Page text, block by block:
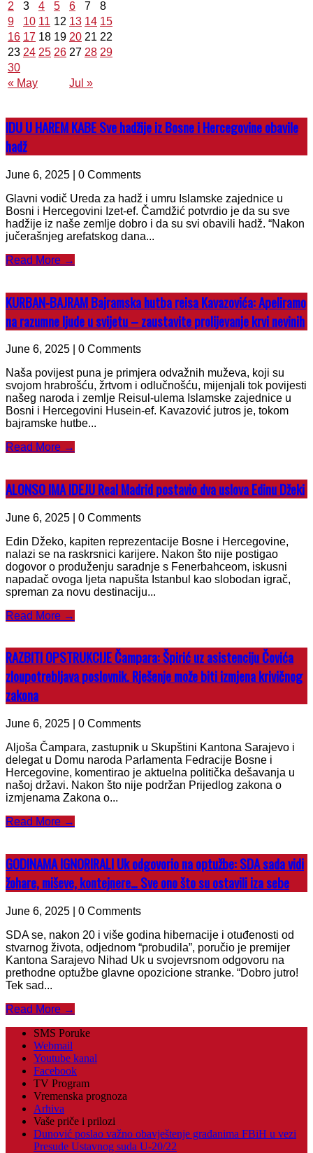
« May Jul »
2 3 4 5 6 7
8
9
10 11 12 13 14 15
16 17 18 19 20 21 22
23 24 25 26 27 28 29
30
IDU U HAREM KABE Sve hadžije iz Bosne i Hercegovine obavile
hadž
June 6, 2025 | 0 Comments
Glavni vodič Ureda za hadž i umru Islamske zajednice u
Bosni i Hercegovini Izet-ef. Čamdžić potvrdio je da su sve
hadžije iz naše zemlje dobro i da su svi obavili hadž. “Nakon
jučerašnjeg arefatskog dana...
Read More →
KURBAN-BAJRAM Bajramska hutba reisa Kavazovića: Apeliramo
na razumne ljude u svijetu – zaustavite prolijevanje krvi nevinih
June 6, 2025 | 0 Comments
Naša povijest puna je primjera odvažnih muževa, koji su
svojom hrabrošću, žrtvom i odlučnošću, mijenjali tok povijesti
našeg naroda i zemlje Reisul-ulema Islamske zajednice u
Bosni i Hercegovini Husein-ef. Kavazović jutros je, tokom
bajramske hutbe...
Read More →
ALONSO IMA IDEJU Real Madrid postavio dva uslova Edinu Džeki
June 6, 2025 | 0 Comments
Edin Džeko, kapiten reprezentacije Bosne i Hercegovine,
nalazi se na raskrsnici karijere. Nakon što nije postigao
dogovor o produženju saradnje s Fenerbahceom, iskusni
napadač ovoga ljeta napušta Istanbul kao slobodan igrač,
spreman za novu destinaciju...
Read More →
RAZBITI OPSTRUKCIJE Čampara: Špirić uz asistenciju Čovića
zloupotrebljava poslovnik. Rješenje može biti izmjena krivičnog
zakona
June 6, 2025 | 0 Comments
Aljoša Čampara, zastupnik u Skupštini Kantona Sarajevo i
delegat u Domu naroda Parlamenta Fedracije Bosne i
Hercegovine, komentirao je aktuelna politička dešavanja u
našoj državi. Nakon što nije podržan Prijedlog zakona o
izmjenama Zakona o...
Read More →
GODINAMA IGNORIRALI Uk odgovorio na optužbe: SDA sada vidi
žohare, miševe, kontejnere… Sve ono što su ostavili iza sebe
June 6, 2025 | 0 Comments
SDA se, nakon 20 i više godina hibernacije i otuđenosti od
stvarnog života, odjednom “probudila”, poručio je premijer
Kantona Sarajevo Nihad Uk u svojevrsnom odgovoru na
prethodne optužbe glavne opozicione stranke. “Dobro jutro!
Tek sad...
Read More →
SMS Poruke
Webmail
Youtube kanal
Facebook
TV Program
Vremenska prognoza
Arhiva
Vaše priče i prilozi
Dunović poslao važno obavještenje građanima FBiH u vezi
Presude Ustavnog suda U-20/22